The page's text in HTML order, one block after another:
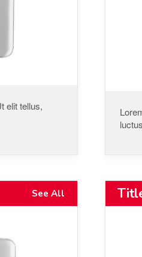
elit tellus,
See All